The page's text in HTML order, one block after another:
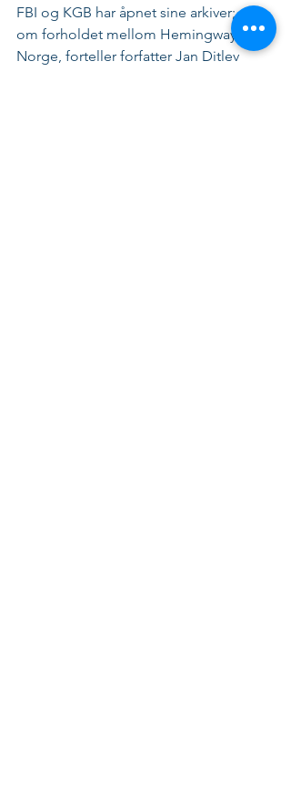
FBI og KGB har åpnet sine arkiver; og
om forholdet mellom Hemingway og
Norge, forteller forfatter Jan Ditlev